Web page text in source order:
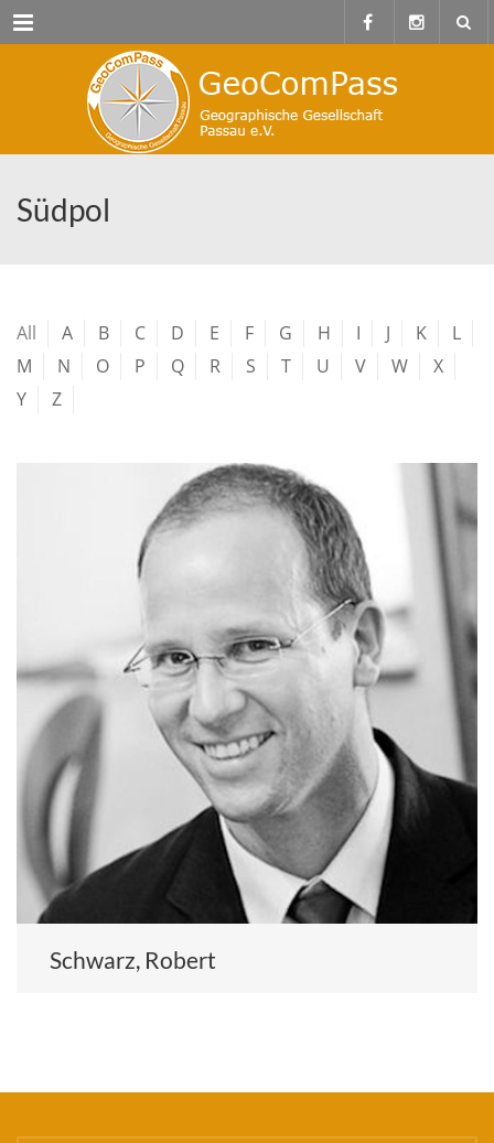
Menu
Südpol
All A B C D E F G H I J K
L
M
N O P Q R S T U V W
X
Y
Z
Schwarz, Robert